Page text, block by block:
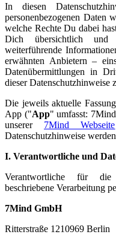
In diesen
personenbezogenen Daten
welche Rechte Du dabei
Dich übersichtlich und
weiterführende
erwähnten Anbietern –
Datenübermittlungen in
dieser Datenschutzhinweise
Die jeweils aktuelle
App ("App" umfasst:
unserer 7Mind Webseite
Datenschutzhinweise
I. Verantwortliche und
Verantwortliche für die
beschriebene Verarbeitung
7Mind GmbH
Ritterstraße 1210969 Berlin